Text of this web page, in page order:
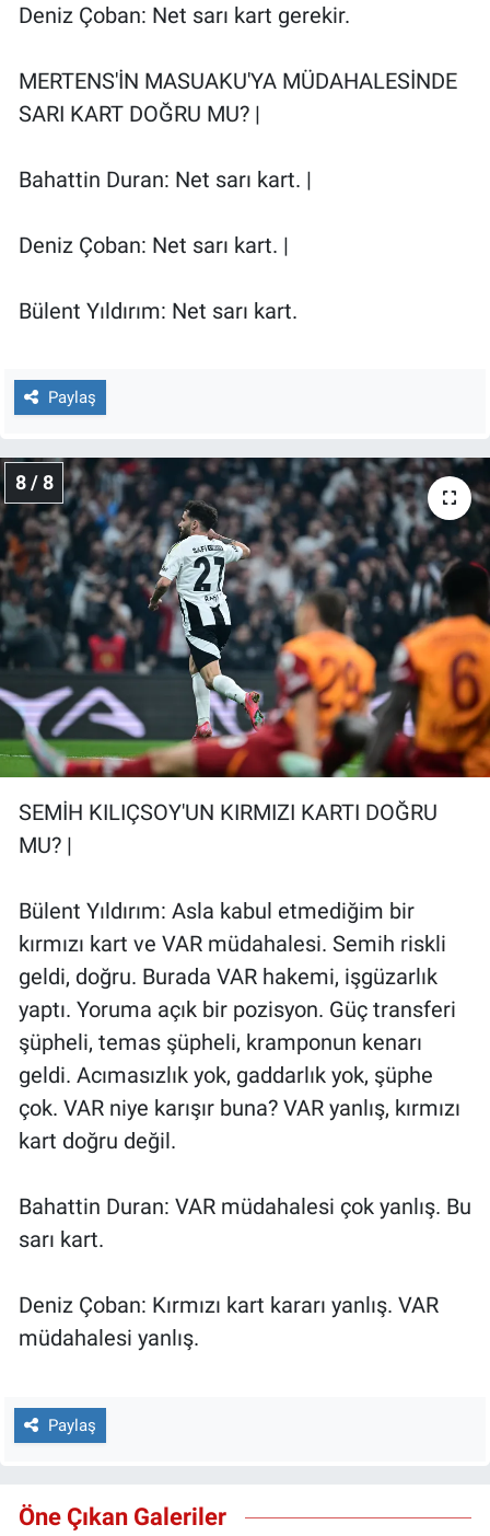
Deniz Çoban: Net sarı kart gerekir.
MERTENS'İN MASUAKU'YA MÜDAHALESİNDE
SARI KART DOĞRU MU? |
Bahattin Duran: Net sarı kart. |
Deniz Çoban: Net sarı kart. |
Bülent Yıldırım: Net sarı kart.
Paylaş
8 / 8
SEMİH KILIÇSOY'UN KIRMIZI KARTI DOĞRU
MU? |
Bülent Yıldırım: Asla kabul etmediğim bir
kırmızı kart ve VAR müdahalesi. Semih riskli
geldi, doğru. Burada VAR hakemi, işgüzarlık
yaptı. Yoruma açık bir pozisyon. Güç transferi
şüpheli, temas şüpheli, kramponun kenarı
geldi. Acımasızlık yok, gaddarlık yok, şüphe
çok. VAR niye karışır buna? VAR yanlış, kırmızı
kart doğru değil.
Bahattin Duran: VAR müdahalesi çok yanlış. Bu
sarı kart.
Deniz Çoban: Kırmızı kart kararı yanlış. VAR
müdahalesi yanlış.
Paylaş
Öne Çıkan Galeriler